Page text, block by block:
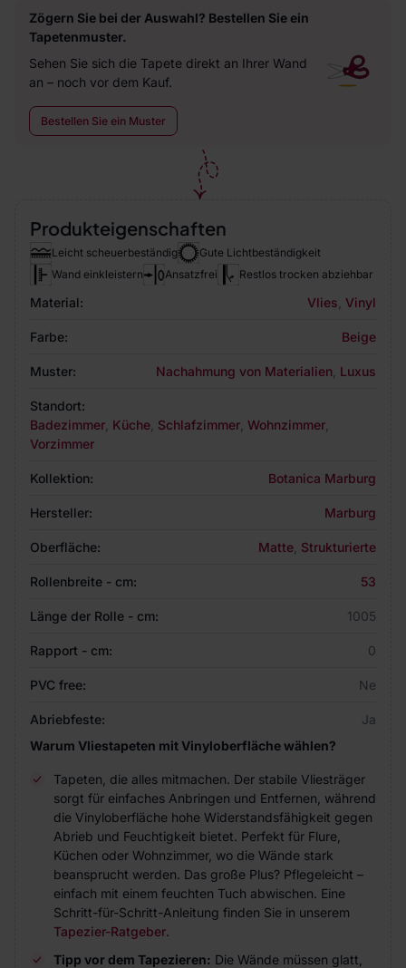
Zögern Sie bei der Auswahl? Bestellen Sie ein
Tapetenmuster.
Sehen Sie sich die Tapete direkt an Ihrer Wand
an – noch vor dem Kauf.
Bestellen Sie ein Muster
Produkteigenschaften
Leicht scheuerbeständig
Gute Lichtbeständigkeit
Wand einkleistern
Ansatzfrei Restlos trocken abziehbar
Material: Vlies Vinyl
Farbe: Beige
Muster: Nachahmung von Materialien Luxus
Standort:
Badezimmer Küche Schlafzimmer Wohnzimmer
Vorzimmer
Kollektion: Botanica Marburg
Hersteller: Marburg
Oberfläche: Matte Strukturierte
Rollenbreite - cm: 53
Länge der Rolle - cm: 1005
Rapport - cm: 0
PVC free: Ne
Abriebfeste:
Ja
Warum Vliestapeten mit Vinyloberfläche wählen?
Tapeten, die alles mitmachen. Der stabile Vliesträger
sorgt für einfaches Anbringen und Entfernen, während
die Vinyloberfläche hohe Widerstandsfähigkeit gegen
Abrieb und Feuchtigkeit bietet. Perfekt für Flure,
Küchen oder Wohnzimmer, wo die Wände stark
beansprucht werden. Das große Plus? Pflegeleicht –
einfach mit einem feuchten Tuch abwischen. Eine
Schritt-für-Schritt-Anleitung finden Sie in unserem
Tapezier-Ratgeber.
Tipp vor dem Tapezieren: Die Wände müssen glatt,